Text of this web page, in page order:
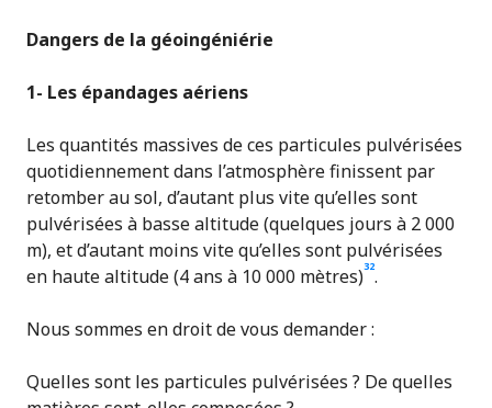
Dangers de la géoingéniérie
1- Les épandages aériens
Les quantités massives de ces particules pulvérisées
quotidiennement dans l’atmosphère finissent par
retomber au sol, d’autant plus vite qu’elles sont
pulvérisées à basse altitude (quelques jours à 2 000
m), et d’autant moins vite qu’elles sont pulvérisées
en haute altitude (4 ans à 10 000 mètres)32.
Nous sommes en droit de vous demander :
Quelles sont les particules pulvérisées ? De quelles